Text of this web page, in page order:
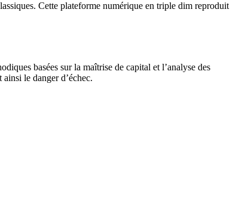
Cette plateforme numérique en triple dim reproduit
basées sur la maîtrise de capital et l’analyse des
le danger d’échec.